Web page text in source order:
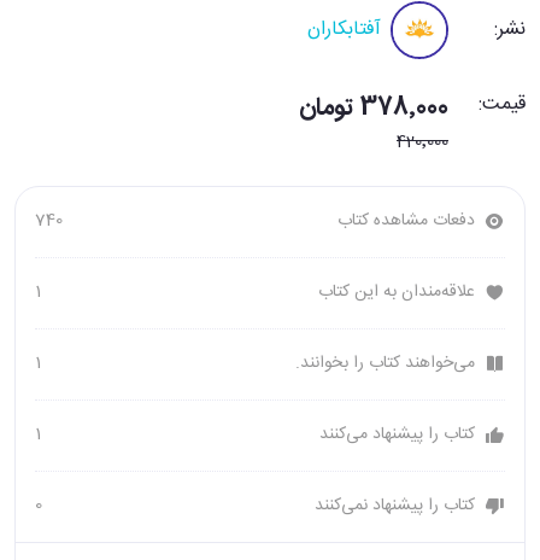
نشر: آفتابکاران
قیمت: 378٬000 تومان
420٬000
دفعات مشاهده کتاب 740
علاقه‌مندان به این کتاب 1
می‌خواهند کتاب را بخوانند. 1
کتاب را پیشنهاد می‌کنند 1
کتاب را پیشنهاد نمی‌کنند 0